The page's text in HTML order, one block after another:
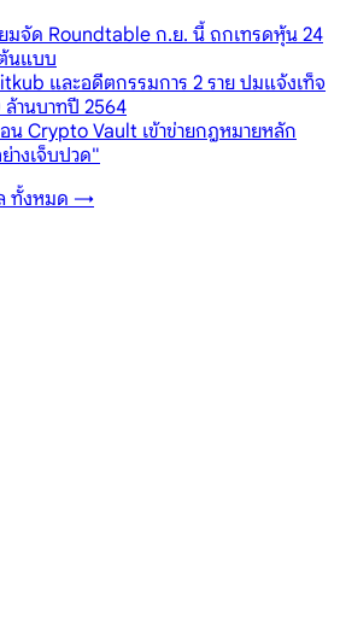
มจัด Roundtable ก.ย. นี้ ถกเทรดหุ้น 24
นแบบ
และอดีตกรรมการ 2 ราย ปมแจ้งเท็จ
านบาทปี 2564
น Crypto Vault เข้าข่ายกฎหมายหลัก
างเจ็บปวด"
ทั้งหมด →